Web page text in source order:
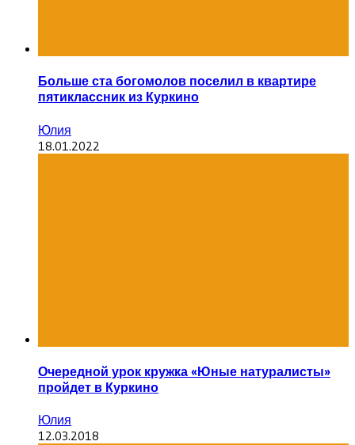
Больше ста богомолов поселил в квартире
пятиклассник из Куркино
Юлия
18.01.2022
Очередной урок кружка «Юные натуралисты»
пройдет в Куркино
Юлия
12.03.2018